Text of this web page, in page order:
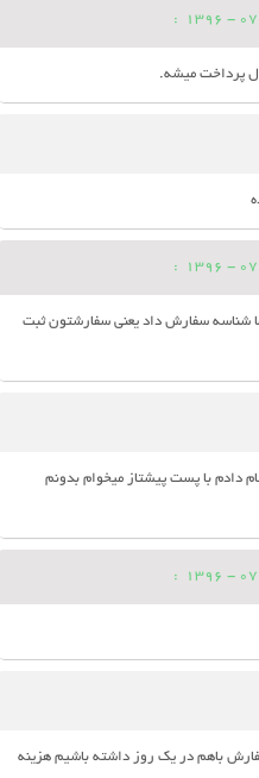
:
پرداخت میشه.
:
شناسه سفارش داد یعنی سفارشتون ثبت
دادم با پست پیشتاز میخوام بدونم
:
باهم در یک روز داشته باشیم هزینه